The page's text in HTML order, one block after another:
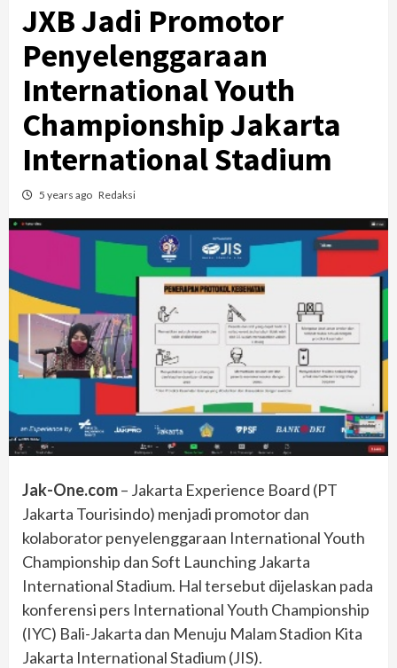
JXB Jadi Promotor
Penyelenggaraan
International Youth
Championship Jakarta
International Stadium
5 years ago Redaksi
Jak-One.com– Jakarta Experience Board (PT
Jakarta Tourisindo) menjadi promotor dan
kolaborator penyelenggaraan International Youth
Championship dan Soft Launching Jakarta
International Stadium. Hal tersebut dijelaskan pada
konferensi pers International Youth Championship
(IYC) Bali-Jakarta dan Menuju Malam Stadion Kita
Jakarta International Stadium (JIS).